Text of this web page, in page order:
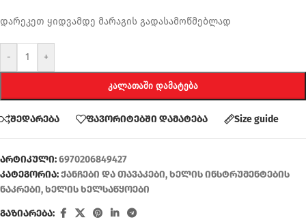
დარეკეთ ყიდვამდე მარაგის გადასამოწმებლად
- +
ᲙᲐᲚᲐᲗᲐᲨᲘ ᲓᲐᲛᲐᲢᲔᲑᲐ
შედარება ფავორიტებში დამატება Size guide
არტიკული:6970206849427
კატეგორია:ქანჩები და თავაკები,ხელის ინსტრუმენტების
ნაკრები,ხელის ხელსაწყოები
გაზიარება: